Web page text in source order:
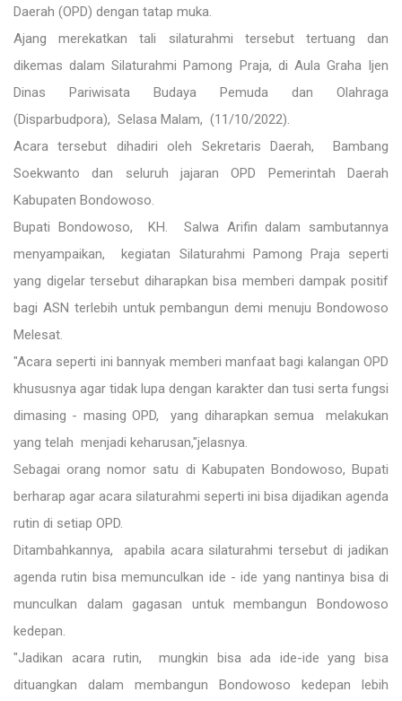
Daerah (OPD) dengan tatap muka.
Ajang merekatkan tali silaturahmi tersebut tertuang dan
dikemas dalam Silaturahmi Pamong Praja, di Aula Graha Ijen
Dinas Pariwisata Budaya Pemuda dan Olahraga
(Disparbudpora), Selasa Malam, (11/10/2022).
Acara tersebut dihadiri oleh Sekretaris Daerah, Bambang
Soekwanto dan seluruh jajaran OPD Pemerintah Daerah
Kabupaten Bondowoso.
Bupati Bondowoso, KH. Salwa Arifin dalam sambutannya
menyampaikan, kegiatan Silaturahmi Pamong Praja seperti
yang digelar tersebut diharapkan bisa memberi dampak positif
bagi ASN terlebih untuk pembangun demi menuju Bondowoso
Melesat.
"Acara seperti ini bannyak memberi manfaat bagi kalangan OPD
khususnya agar tidak lupa dengan karakter dan tusi serta fungsi
dimasing - masing OPD, yang diharapkan semua melakukan
yang telah menjadi keharusan,"jelasnya.
Sebagai orang nomor satu di Kabupaten Bondowoso, Bupati
berharap agar acara silaturahmi seperti ini bisa dijadikan agenda
rutin di setiap OPD.
Ditambahkannya, apabila acara silaturahmi tersebut di jadikan
agenda rutin bisa memunculkan ide - ide yang nantinya bisa di
munculkan dalam gagasan untuk membangun Bondowoso
kedepan.
"Jadikan acara rutin, mungkin bisa ada ide-ide yang bisa
dituangkan dalam membangun Bondowoso kedepan lebih